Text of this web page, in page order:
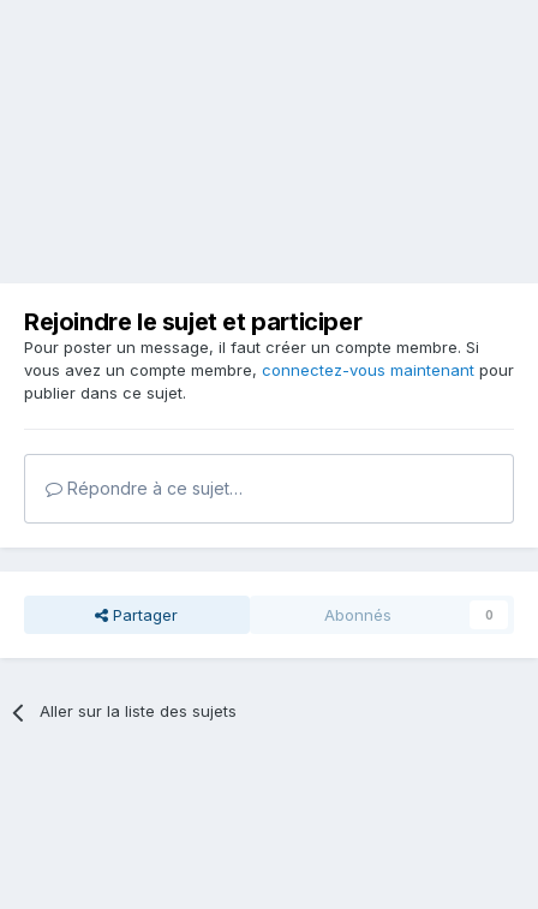
Rejoindre le sujet et participer
Pour poster un message, il faut créer un compte membre. Si
vous avez un compte membre, connectez-vous maintenant pour
publier dans ce sujet.
Répondre à ce sujet…
Partager Abonnés 0
Aller sur la liste des sujets